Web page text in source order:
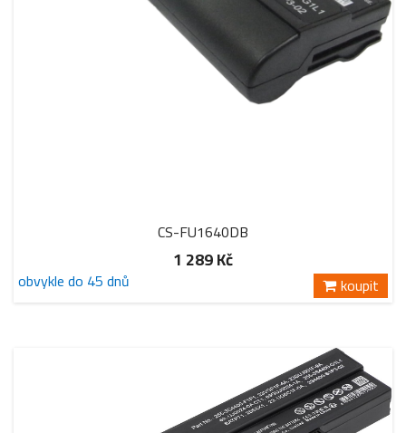
CS-FU1640DB
1 289 Kč
obvykle do 45 dnů koupit